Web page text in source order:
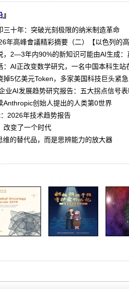
』
三十年：突破光刻极限的纳米制造革命
年高峰會議精彩摘要（二）【以色列的
，2—3年内90%的新知识可能由AI生成
：AI正改变数学研究，一名中国本科生站
掉5亿美元Token，多家美国科技巨头紧
业AI发展趋势研究报告：五大拐点信号
Anthropic创始人提出的人类第0世界
2026年技术趋势报告
改变了一个时代
维的替代品，而是思辨能力的放大器